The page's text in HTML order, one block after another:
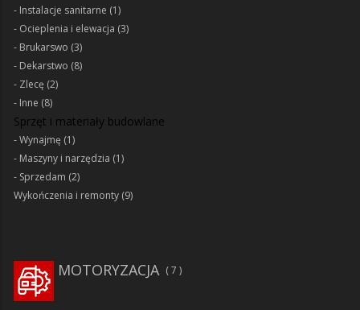
Instalacje sanitarne (1)
Ocieplenia i elewacja (3)
Brukarswo (3)
Dekarstwo (8)
Zlecę (2)
Inne (8)
Sprzęt i materiały budowlane
Wynajmę (1)
Maszyny i narzędzia (1)
Sprzedam (2)
Wykończenia i remonty (9)
MOTORYZACJA 7